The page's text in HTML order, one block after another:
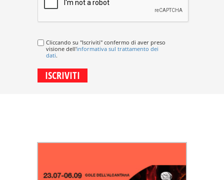
Cliccando su "Iscriviti" confermo di aver preso
visione dell'informativa sul trattamento dei
dati.